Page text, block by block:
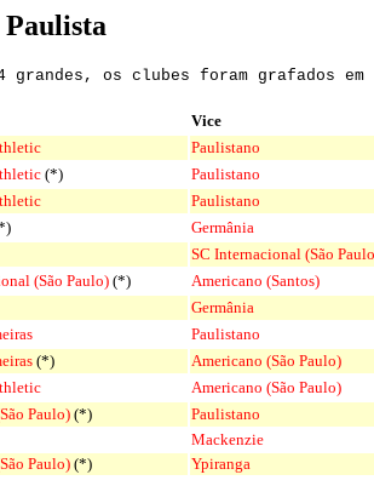
Paulista
4 grandes, os clubes foram grafados em
Vice
Paulistano
(*)
Paulistano
Paulistano
Germânia
SC Internacional (São
(São Paulo) (*)
Americano (Santos)
Germânia
Paulistano
(*)
Americano (São Paulo)
Americano (São Paulo)
Paulo) (*)
Paulistano
Mackenzie
Paulo) (*)
Ypiranga